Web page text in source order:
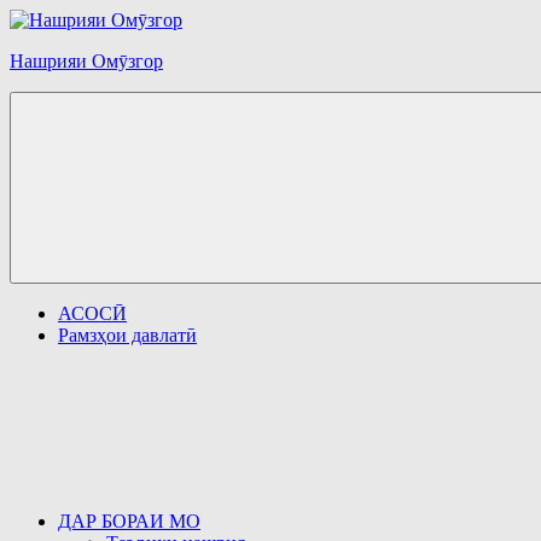
Перейти
содержимому
Нашрияи Омӯзгор
АСОСӢ
Рамзҳои давлатӣ
ДАР БОРАИ МО